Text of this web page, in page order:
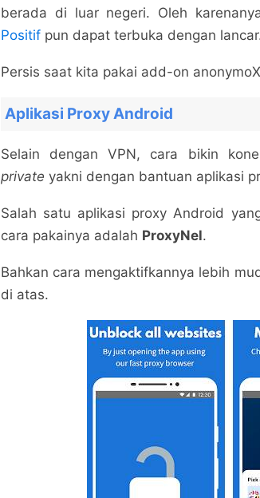
berada di luar negeri. Oleh
Positif pun dapat terbuka dengan
Persis saat kita pakai add-on
Aplikasi Proxy Android
Selain dengan VPN, cara bikin
private yakni dengan bantuan aplikasi
Salah satu aplikasi proxy Android
cara pakainya adalah ProxyNel.
Bahkan cara mengaktifkannya lebih
di atas.